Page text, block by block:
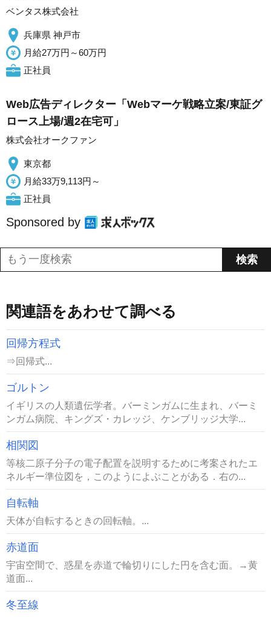
ベンタス株式会社
兵庫県 神戸市
月給27万円～60万円
正社員
Web広告ディレクター「Webマーケ戦略立案/東証グ
ロース上場/週2在宅可」
株式会社オークファン
東京都
月給33万9,113円～
正社員
Sponsored by
関連語をあわせて調べる
回帰方程式
⇒回帰式...
ゴルトン
イギリスの人類遺伝学者。バーミンガムに生まれ、バーミ
ンガム病院、キングズ・カレッジ、ケンブリッジ大学...
相関図
等核二原子分子の電子配置を説明するために考案されたエ
ネルギー準位図を，このようによぶことがある．右の...
自転軸
天体が自転するときの回転軸。...
赤道面
宇宙空間で、惑星を赤道で輪切りにした円を含む面。→黄
道面...
冬至線